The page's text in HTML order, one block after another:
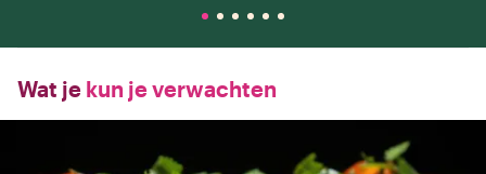
Wat je kun je verwachten